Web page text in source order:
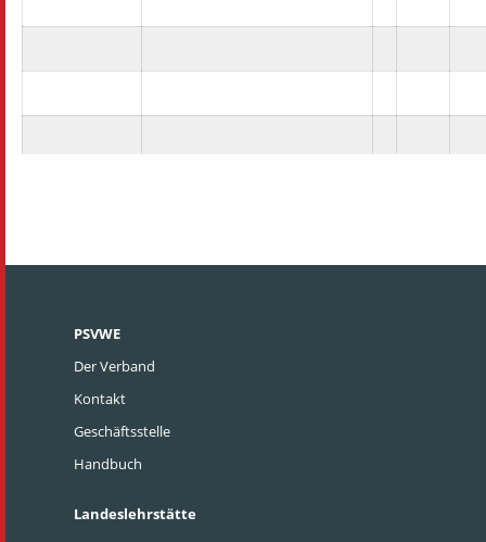
PSVWE
Der Verband
Kontakt
Geschäftsstelle
Handbuch
Landeslehrstätte